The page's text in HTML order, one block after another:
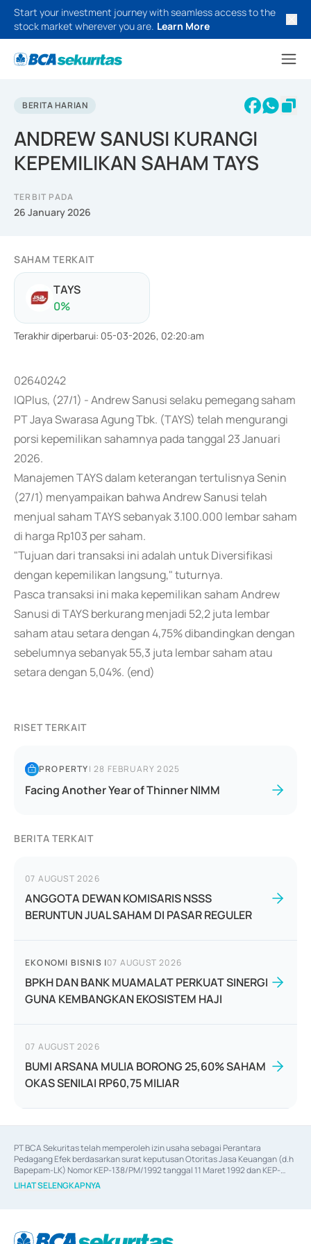
Start your investment journey with seamless access to the
stock market wherever you are. Learn More
BERITA HARIAN
ANDREW SANUSI KURANGI
KEPEMILIKAN SAHAM TAYS
TERBIT PADA
26 January 2026
SAHAM TERKAIT
TAYS
0%
Terakhir diperbarui: 05-03-2026, 02:20:am
02640242
IQPlus, (27/1) - Andrew Sanusi selaku pemegang saham
PT Jaya Swarasa Agung Tbk. (TAYS) telah mengurangi
porsi kepemilikan sahamnya pada tanggal 23 Januari
2026.
Manajemen TAYS dalam keterangan tertulisnya Senin
(27/1) menyampaikan bahwa Andrew Sanusi telah
menjual saham TAYS sebanyak 3.100.000 lembar saham
di harga Rp103 per saham.
"Tujuan dari transaksi ini adalah untuk Diversifikasi
dengan kepemilikan langsung," tuturnya.
Pasca transaksi ini maka kepemilikan saham Andrew
Sanusi di TAYS berkurang menjadi 52,2 juta lembar
saham atau setara dengan 4,75% dibandingkan dengan
sebelumnya sebanyak 55,3 juta lembar saham atau
setara dengan 5,04%. (end)
RISET TERKAIT
PROPERTY|28 FEBRUARY 2025
Facing Another Year of Thinner NIMM
BERITA TERKAIT
07 AUGUST 2026
ANGGOTA DEWAN KOMISARIS NSSS
BERUNTUN JUAL SAHAM DI PASAR REGULER
EKONOMI BISNIS |07 AUGUST 2026
BPKH DAN BANK MUAMALAT PERKUAT SINERGI
GUNA KEMBANGKAN EKOSISTEM HAJI
07 AUGUST 2026
BUMI ARSANA MULIA BORONG 25,60% SAHAM
OKAS SENILAI RP60,75 MILIAR
PT BCA Sekuritas telah memperoleh izin usaha sebagai Perantara
Pedagang Efek berdasarkan surat keputusan Otoritas Jasa Keuangan (d.h
Bapepam-LK) Nomor KEP-138/PM/1992 tanggal 11 Maret 1992 dan KEP-
06/D.04/2014 tanggal 28 Februari 2014, izin usaha sebagai Penjamin Emisi
Efek berdasarkan surat keputusan Otoritas Jasa Keuangan Nomor KEP-
berdasarkan surat keputusan Otoritas Jasa Keuangan Nomor S-
LIHAT SELENGKAPNYA